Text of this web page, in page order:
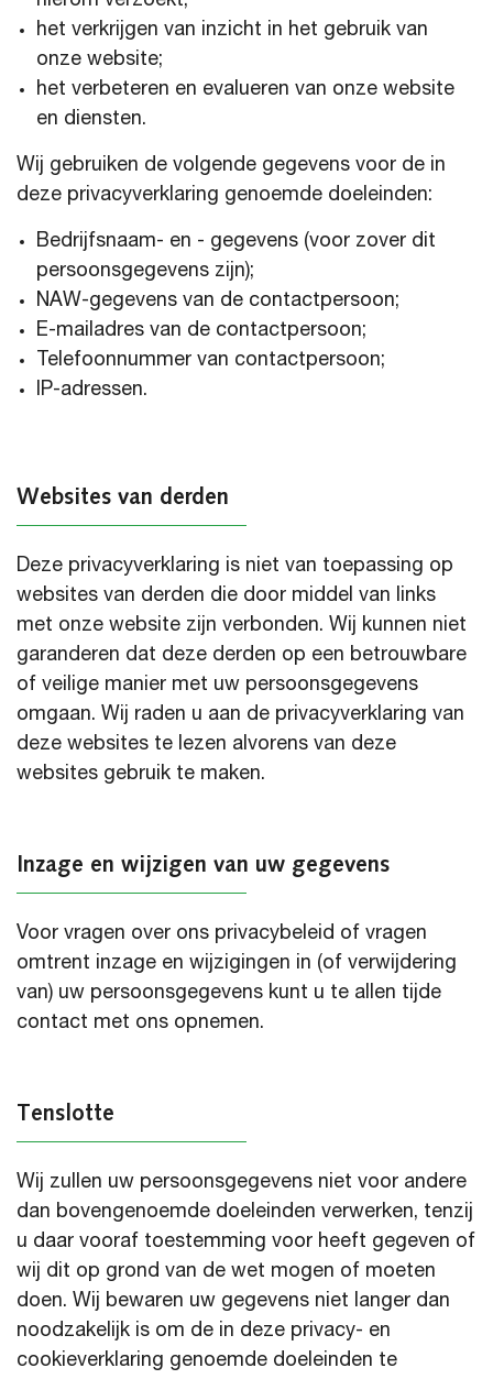
het verkrijgen van inzicht in het gebruik van
onze website;
het verbeteren en evalueren van onze website
en diensten.
Wij gebruiken de volgende gegevens voor de in
deze privacyverklaring genoemde doeleinden:
Bedrijfsnaam- en - gegevens (voor zover dit
persoonsgegevens zijn);
NAW-gegevens van de contactpersoon;
E-mailadres van de contactpersoon;
Telefoonnummer van contactpersoon;
IP-adressen.
Websites van derden
Deze privacyverklaring is niet van toepassing op
websites van derden die door middel van links
met onze website zijn verbonden. Wij kunnen niet
garanderen dat deze derden op een betrouwbare
of veilige manier met uw persoonsgegevens
omgaan. Wij raden u aan de privacyverklaring van
deze websites te lezen alvorens van deze
websites gebruik te maken.
Inzage en wijzigen van uw gegevens
Voor vragen over ons privacybeleid of vragen
omtrent inzage en wijzigingen in (of verwijdering
van) uw persoonsgegevens kunt u te allen tijde
contact met ons opnemen.
Tenslotte
Wij zullen uw persoonsgegevens niet voor andere
dan bovengenoemde doeleinden verwerken, tenzij
u daar vooraf toestemming voor heeft gegeven of
wij dit op grond van de wet mogen of moeten
doen. Wij bewaren uw gegevens niet langer dan
noodzakelijk is om de in deze privacy- en
cookieverklaring genoemde doeleinden te